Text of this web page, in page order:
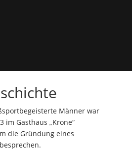
Männer war
im Gasthaus „Krone“
die Gründung eines